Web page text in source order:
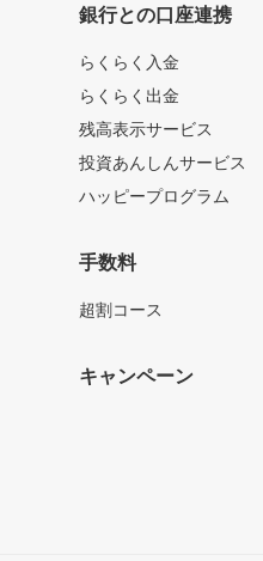
銀行との口座連携
らくらく入金
らくらく出金
残高表示サービス
投資あんしんサービス
ハッピープログラム
手数料
超割コース
キャンペーン